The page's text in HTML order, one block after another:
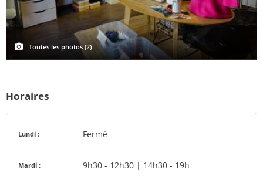
Toutes les photos (2)
Horaires
Lundi : Fermé
Mardi : 9h30 - 12h30 | 14h30 - 19h